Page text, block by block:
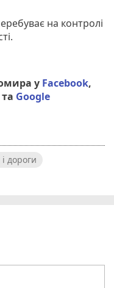
на контролі
у Facebook,
та Google
дороги